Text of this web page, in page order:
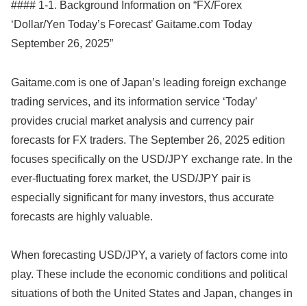
#### 1-1. Background Information on “FX/Forex
‘Dollar/Yen Today’s Forecast’ Gaitame.com Today
September 26, 2025”
Gaitame.com is one of Japan’s leading foreign exchange
trading services, and its information service ‘Today’
provides crucial market analysis and currency pair
forecasts for FX traders. The September 26, 2025 edition
focuses specifically on the USD/JPY exchange rate. In the
ever-fluctuating forex market, the USD/JPY pair is
especially significant for many investors, thus accurate
forecasts are highly valuable.
When forecasting USD/JPY, a variety of factors come into
play. These include the economic conditions and political
situations of both the United States and Japan, changes in